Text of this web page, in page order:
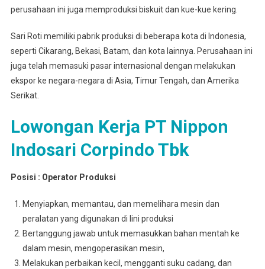
perusahaan ini juga memproduksi biskuit dan kue-kue kering.
Sari Roti memiliki pabrik produksi di beberapa kota di Indonesia,
seperti Cikarang, Bekasi, Batam, dan kota lainnya. Perusahaan ini
juga telah memasuki pasar internasional dengan melakukan
ekspor ke negara-negara di Asia, Timur Tengah, dan Amerika
Serikat.
Lowongan Kerja PT Nippon
Indosari Corpindo Tbk
Posisi : Operator Produksi
Menyiapkan, memantau, dan memelihara mesin dan
peralatan yang digunakan di lini produksi
Bertanggung jawab untuk memasukkan bahan mentah ke
dalam mesin, mengoperasikan mesin,
Melakukan perbaikan kecil, mengganti suku cadang, dan